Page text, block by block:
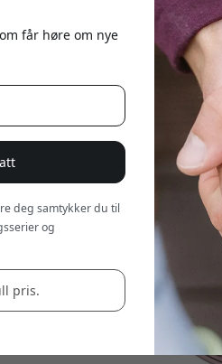
får høre om nye
deg samtykker du til
og
pris.